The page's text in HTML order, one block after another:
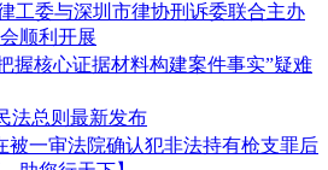
工委与深圳市律协刑诉委联合主办
顺利开展
握核心证据材料构建案件事实”疑难
法总则最新发布
被一审法院确认犯非法持有枪支罪后